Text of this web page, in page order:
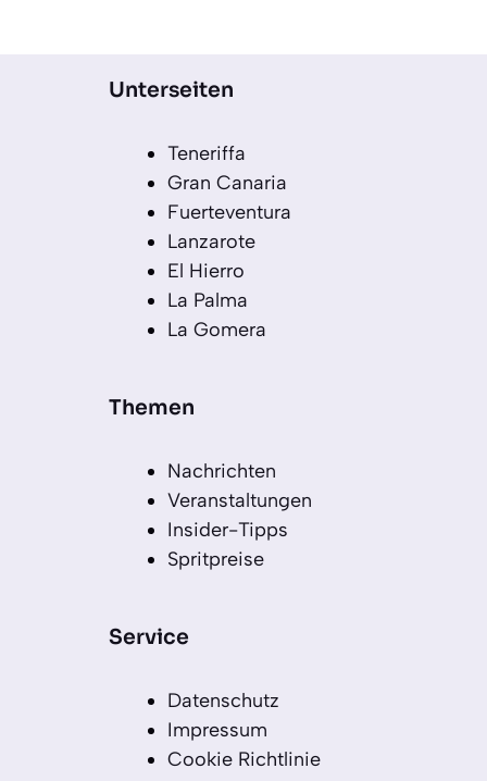
Unterseiten
Teneriffa
Gran Canaria
Fuerteventura
Lanzarote
El Hierro
La Palma
La Gomera
Themen
Nachrichten
Veranstaltungen
Insider-Tipps
Spritpreise
Service
Datenschutz
Impressum
Cookie Richtlinie